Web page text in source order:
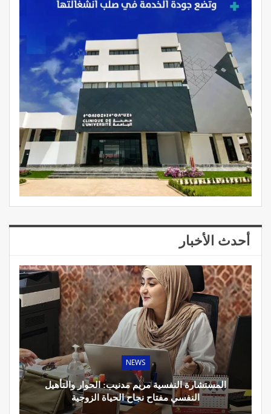
أحدث الأخبار
NEWS
المستشارة النفسية مريم مدنيب: الحوار والتأهيل
النفسي مفتاح نجاح الحياة الزوجية